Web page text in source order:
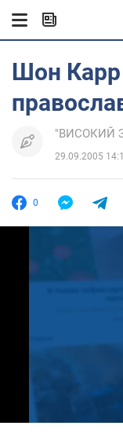
Шон Карр
"ВИСОКИЙ
29.09.2005
0